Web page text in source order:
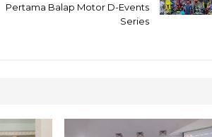
Pertama Balap Motor D-Events
Series